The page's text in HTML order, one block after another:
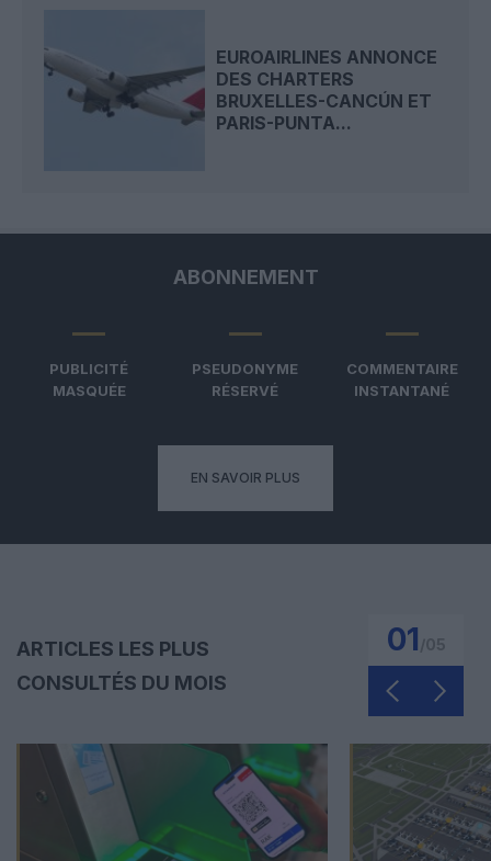
EUROAIRLINES ANNONCE
DES CHARTERS
BRUXELLES-CANCÚN ET
PARIS-PUNTA...
ABONNEMENT
PUBLICITÉ
MASQUÉE
PSEUDONYME
RÉSERVÉ
COMMENTAIRE
INSTANTANÉ
EN SAVOIR PLUS
ARTICLES LES PLUS
CONSULTÉS DU MOIS
01